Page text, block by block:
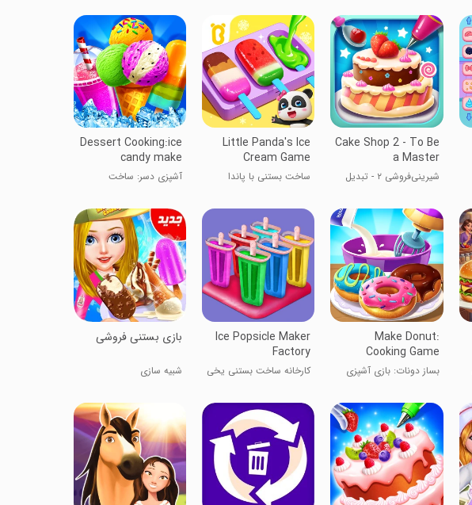
Cake Shop 2 - To Be
a Master
شیرینی‌فروشی ۲ - تبدیل
Little Panda's Ice
Cream Game
ساخت بستنی با پاندا
Dessert Cooking:ice
candy make
آشپزی دسر: ساخت
Make Donut:
Cooking Game
بساز دونات: بازی آشپزی
Ice Popsicle Maker
Factory
کارخانه ساخت بستنی یخی
بازی بستنی فروشی
شبیه سازی